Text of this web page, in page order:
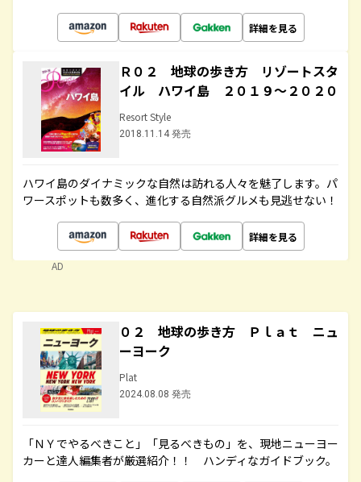
詳細を見る
Ｒ０２ 地球の歩き方 リゾートスタ
イル ハワイ島 ２０１９～２０２０
Resort Style
2018.11.14 発売
ハワイ島のダイナミックな自然は訪れる人々を魅了します。パ
ワースポットも数多く、進化する自然派グルメも見逃せない！
詳細を見る
AD
０２ 地球の歩き方 Ｐｌａｔ ニュ
ーヨーク
Plat
2024.08.08 発売
「ＮＹでやるべきこと」「見るべきもの」を、現地ニューヨー
カーと達人編集者が厳選紹介！！ ハンディなガイドブック。